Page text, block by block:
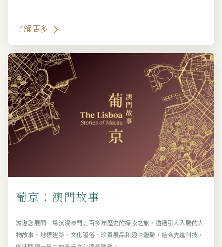
了解更多
葡京：澳門故事
誠邀您展開一場沉浸澳門五百多年歷史的探索之旅，透過引人入勝的人
物故事、地標建築、文化習俗、珍貴展品和趣味體驗，結合先進科技，